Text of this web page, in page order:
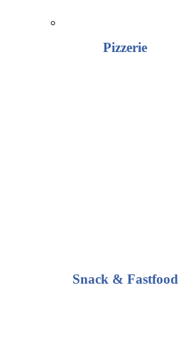
Pizzerie
Snack & Fastfood